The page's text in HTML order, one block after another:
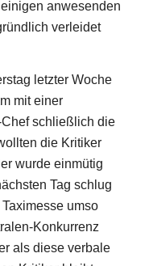
anwesenden
verleidet
letzter Woche
mit einer
schließlich die
die Kritiker
wurde einmütig
Tag schlug
umso
Konkurrenz
als diese verbale